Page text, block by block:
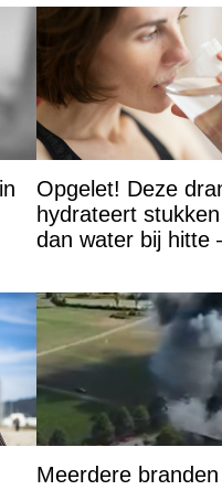
Opgelet! Deze
hydrateert
dan water bij hitte
Meerdere branden